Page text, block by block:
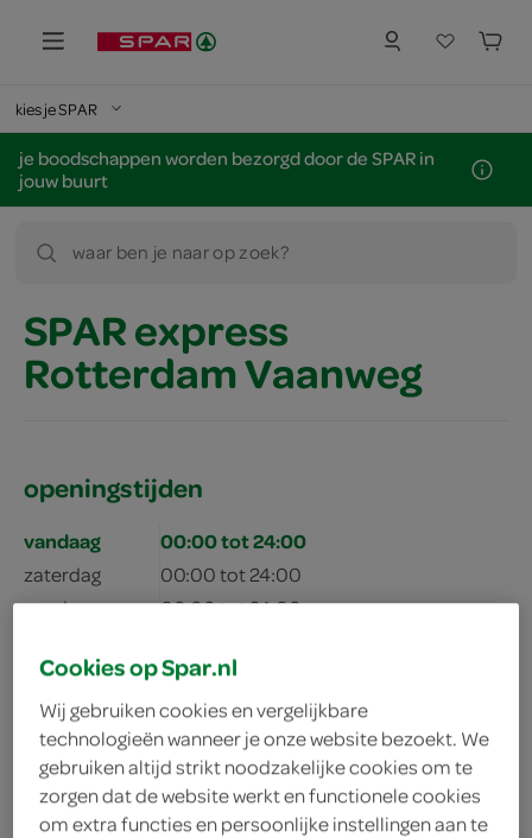
kies je SPAR
je boodschappen worden bezorgd door de SPAR in
jouw buurt
waar ben je naar op zoek?
SPAR express
Rotterdam Vaanweg
openingstijden
vandaag 00:00 tot 24:00
zaterdag
00:00 tot 24:00
zondag
00:00 tot 24:00
dinsdag
00:00 tot 24:00
woensdag
00:00 tot 24:00
donderdag
00:00 tot 24:00
Cookies op Spar.nl
Wij gebruiken cookies en vergelijkbare
technologieën wanneer je onze website bezoekt. We
gebruiken altijd strikt noodzakelijke cookies om te
zorgen dat de website werkt en functionele cookies
om extra functies en persoonlijke instellingen aan te